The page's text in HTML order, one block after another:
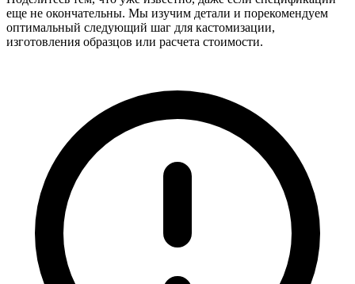
еще не окончательны. Мы изучим детали и порекомендуем
оптимальный следующий шаг для кастомизации,
изготовления образцов или расчета стоимости.